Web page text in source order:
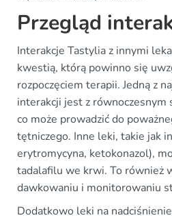
Przegląd
Interakcje Tastylia z innymi
kwestią, którą powinno się
rozpoczęciem terapii. Jedną z
interakcji jest z równoczesnym
co może prowadzić do
tętniczego. Inne leki, takie jak
erytromycyna, ketokonazol),
tadalafilu we krwi. To również
dawkowaniu i monitorowaniu
Dodatkowo leki na